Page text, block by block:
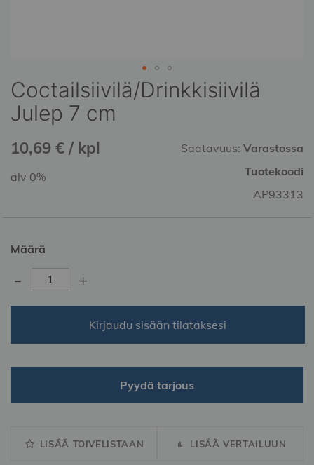
Coctailsiivilä/Drinkkisiivilä
Julep 7 cm
10,69 € / kpl Saatavuus: Varastossa
Tuotekoodi
AP93313
alv 0%
Määrä
- +
Kirjaudu sisään tilataksesi
Pyydä tarjous
LISÄÄ TOIVELISTAAN LISÄÄ VERTAILUUN
Skip
to
the
of
images